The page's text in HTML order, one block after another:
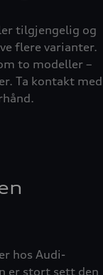
tilgjengelig og
flere varianter.
to modeller –
Ta kontakt med
hos Audi-
er stort sett den